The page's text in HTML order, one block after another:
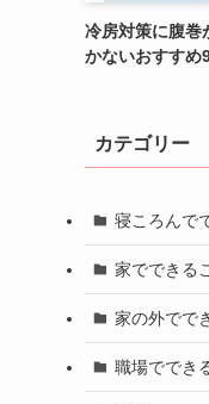
冷房対策に腹巻
かないおすすめ
カテゴリー
寝ころんで
家でできる
家の外でで
職場ででき